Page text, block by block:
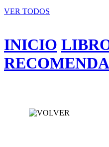
VER TODOS
INICIO